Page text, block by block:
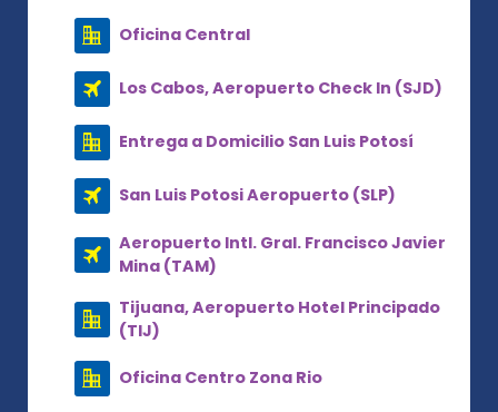
Oficina Central
Los Cabos, Aeropuerto Check In (SJD)
Entrega a Domicilio San Luis Potosí
San Luis Potosi Aeropuerto (SLP)
Aeropuerto Intl. Gral. Francisco Javier
Mina (TAM)
Tijuana, Aeropuerto Hotel Principado
(TIJ)
Oficina Centro Zona Rio